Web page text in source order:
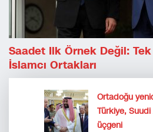
Saadet Ilk Örnek Değil:
İslamcı Ortakları
Ortadoğu
Türkiye,
üçgeni